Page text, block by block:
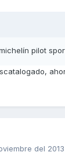
pilot
del 2013